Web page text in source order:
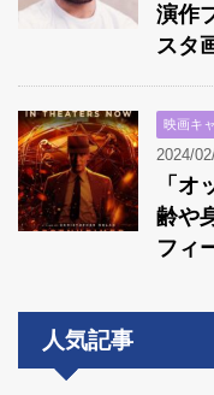
演作
スタ
映画キ
2024/
「
齢や
フィ
人気記事